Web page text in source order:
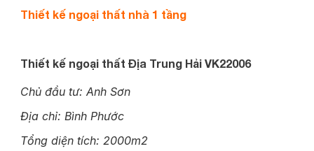
Thiết kế ngoại thất nhà 1 tầng
Thiết kế ngoại thất Địa Trung Hải VK22006
Chủ đầu tư: Anh Sơn
Địa chỉ: Bình Phước
Tổng diện tích: 2000m2